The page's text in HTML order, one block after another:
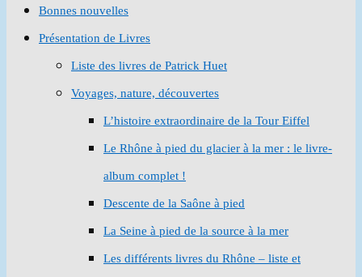
Bonnes nouvelles
Présentation de Livres
Liste des livres de Patrick Huet
Voyages, nature, découvertes
L’histoire extraordinaire de la Tour Eiffel
Le Rhône à pied du glacier à la mer : le livre-
album complet !
Descente de la Saône à pied
La Seine à pied de la source à la mer
Les différents livres du Rhône – liste et